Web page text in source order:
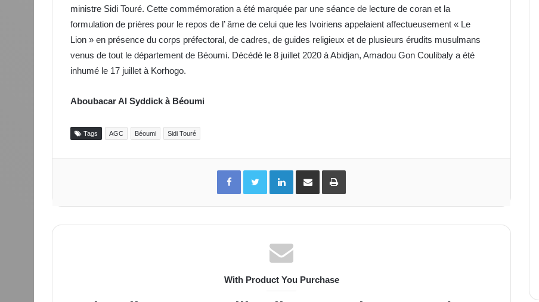
ministre Sidi Touré. Cette commémoration a été marquée par une séance de lecture de coran et la
formulation de prières pour le repos de l’ âme de celui que les Ivoiriens appelaient affectueusement « Le
Lion » en présence du corps préfectoral, de cadres, de guides religieux et de plusieurs érudits musulmans
venus de tout le département de Béoumi. Décédé le 8 juillet 2020 à Abidjan, Amadou Gon Coulibaly a été
inhumé le 17 juillet à Korhogo.
Aboubacar Al Syddick à Béoumi
Tags AGC Béoumi Sidi Touré
FacebookTwitter LinkedinPartager par email Imprimer
With Product You Purchase